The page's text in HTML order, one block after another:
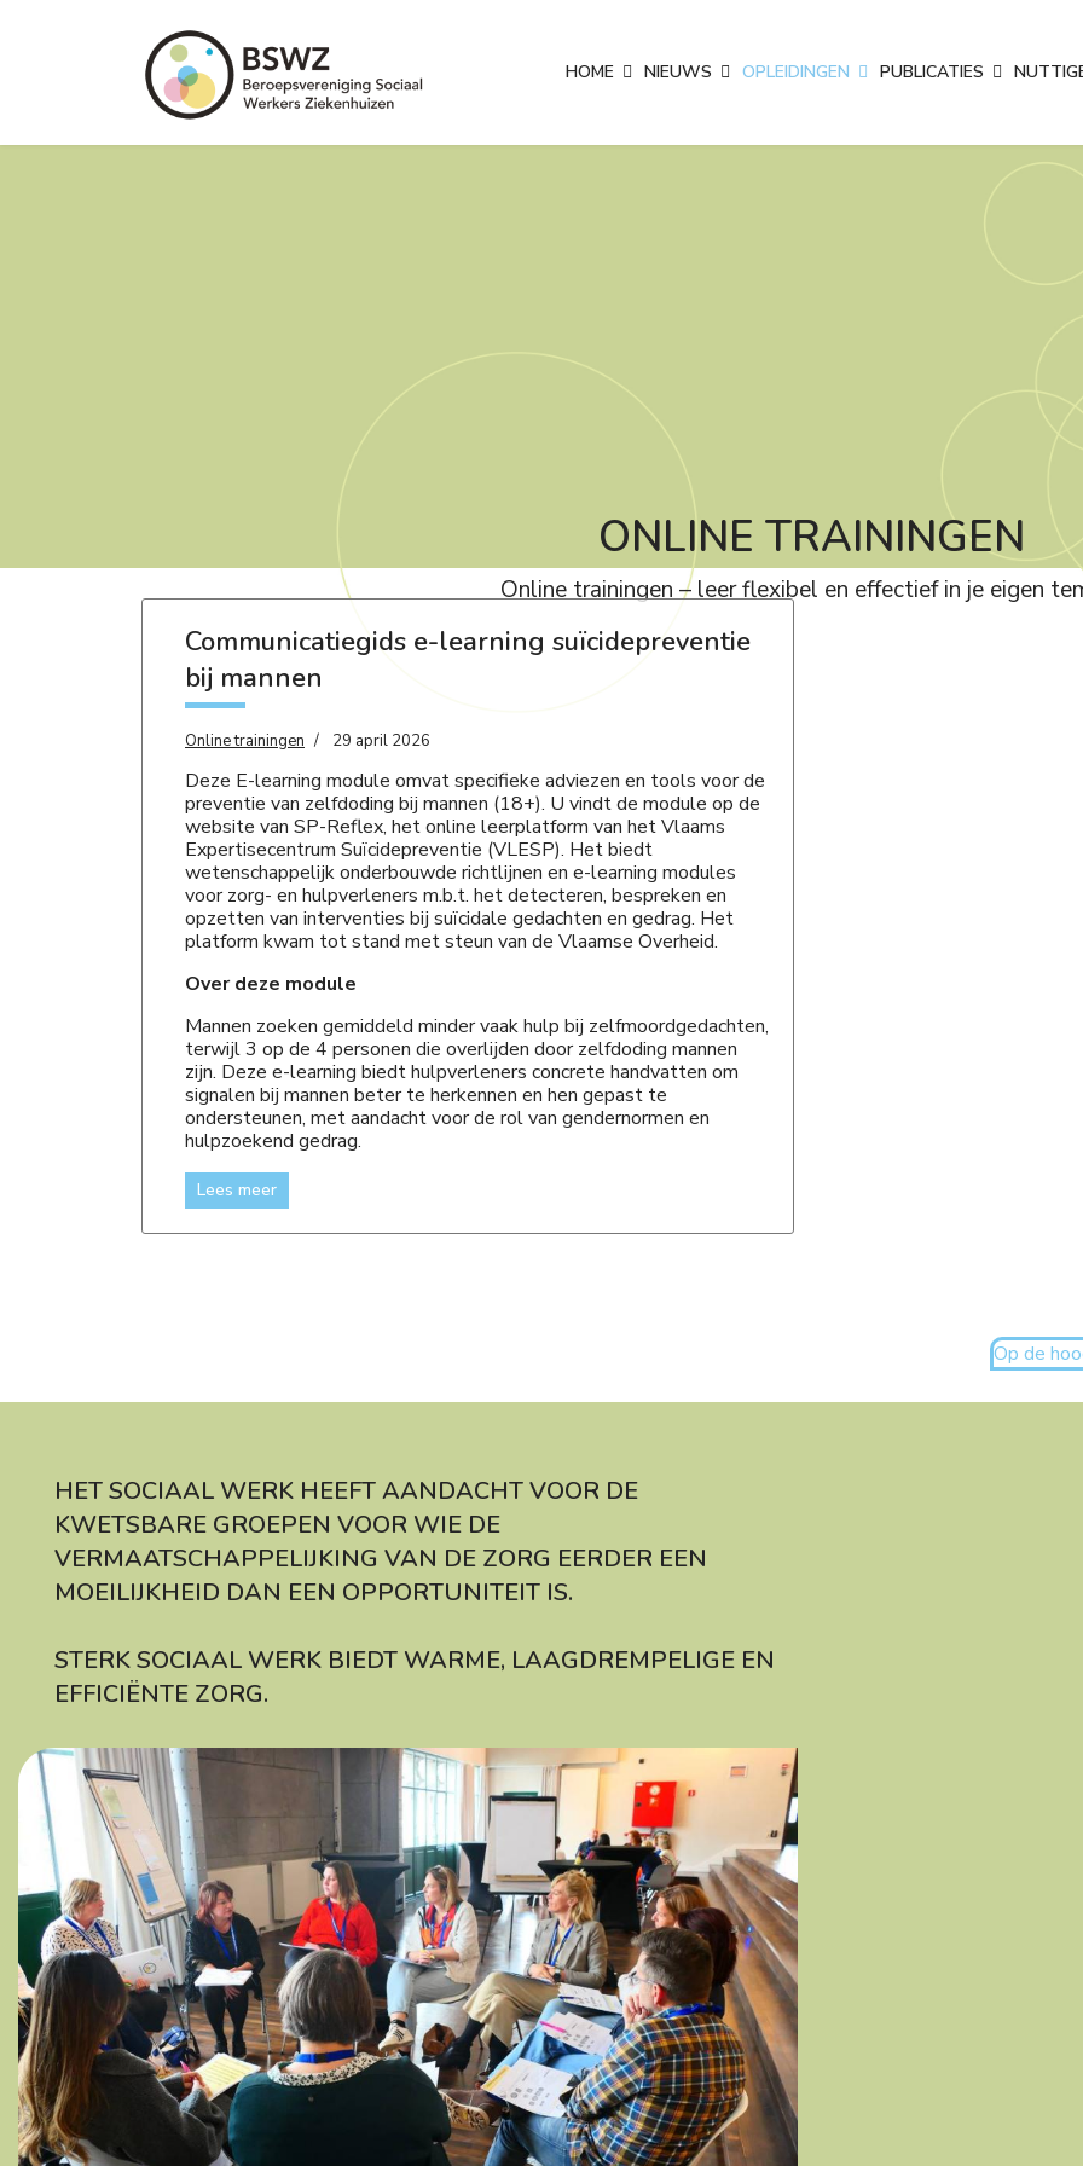
HOME NIEUWS OPLEIDINGEN PUBLICATIES
ONLINE TRAININGEN
Online trainingen – leer flexibel en effectief in je eigen
Communicatiegids e-learning suïcidepreventie
bij mannen
Online trainingen 29 april 2026
Deze E-learning module omvat specifieke adviezen en tools voor de
preventie van zelfdoding bij mannen (18+). U vindt de module op de
website van SP-Reflex, het online leerplatform van het Vlaams
Expertisecentrum Suïcidepreventie (VLESP). Het biedt
wetenschappelijk onderbouwde richtlijnen en e-learning modules
voor zorg- en hulpverleners m.b.t. het detecteren, bespreken en
opzetten van interventies bij suïcidale gedachten en gedrag. Het
platform kwam tot stand met steun van de Vlaamse Overheid.
Over deze module
Mannen zoeken gemiddeld minder vaak hulp bij zelfmoordgedachten,
terwijl 3 op de 4 personen die overlijden door zelfdoding mannen
zijn. Deze e-learning biedt hulpverleners concrete handvatten om
signalen bij mannen beter te herkennen en hen gepast te
ondersteunen, met aandacht voor de rol van gendernormen en
hulpzoekend gedrag.
Lees meer
Op de
HET SOCIAAL WERK HEEFT AANDACHT VOOR DE
KWETSBARE GROEPEN VOOR WIE DE
VERMAATSCHAPPELIJKING VAN DE ZORG EERDER EEN
MOEILIJKHEID DAN EEN OPPORTUNITEIT IS.
STERK SOCIAAL WERK BIEDT WARME, LAAGDREMPELIGE EN
EFFICIËNTE ZORG.